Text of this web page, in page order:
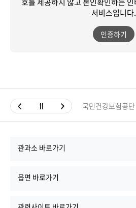
서비스입니다.
인증하기
국민건강보험공단
관과소 바로가기
읍면 바로가기